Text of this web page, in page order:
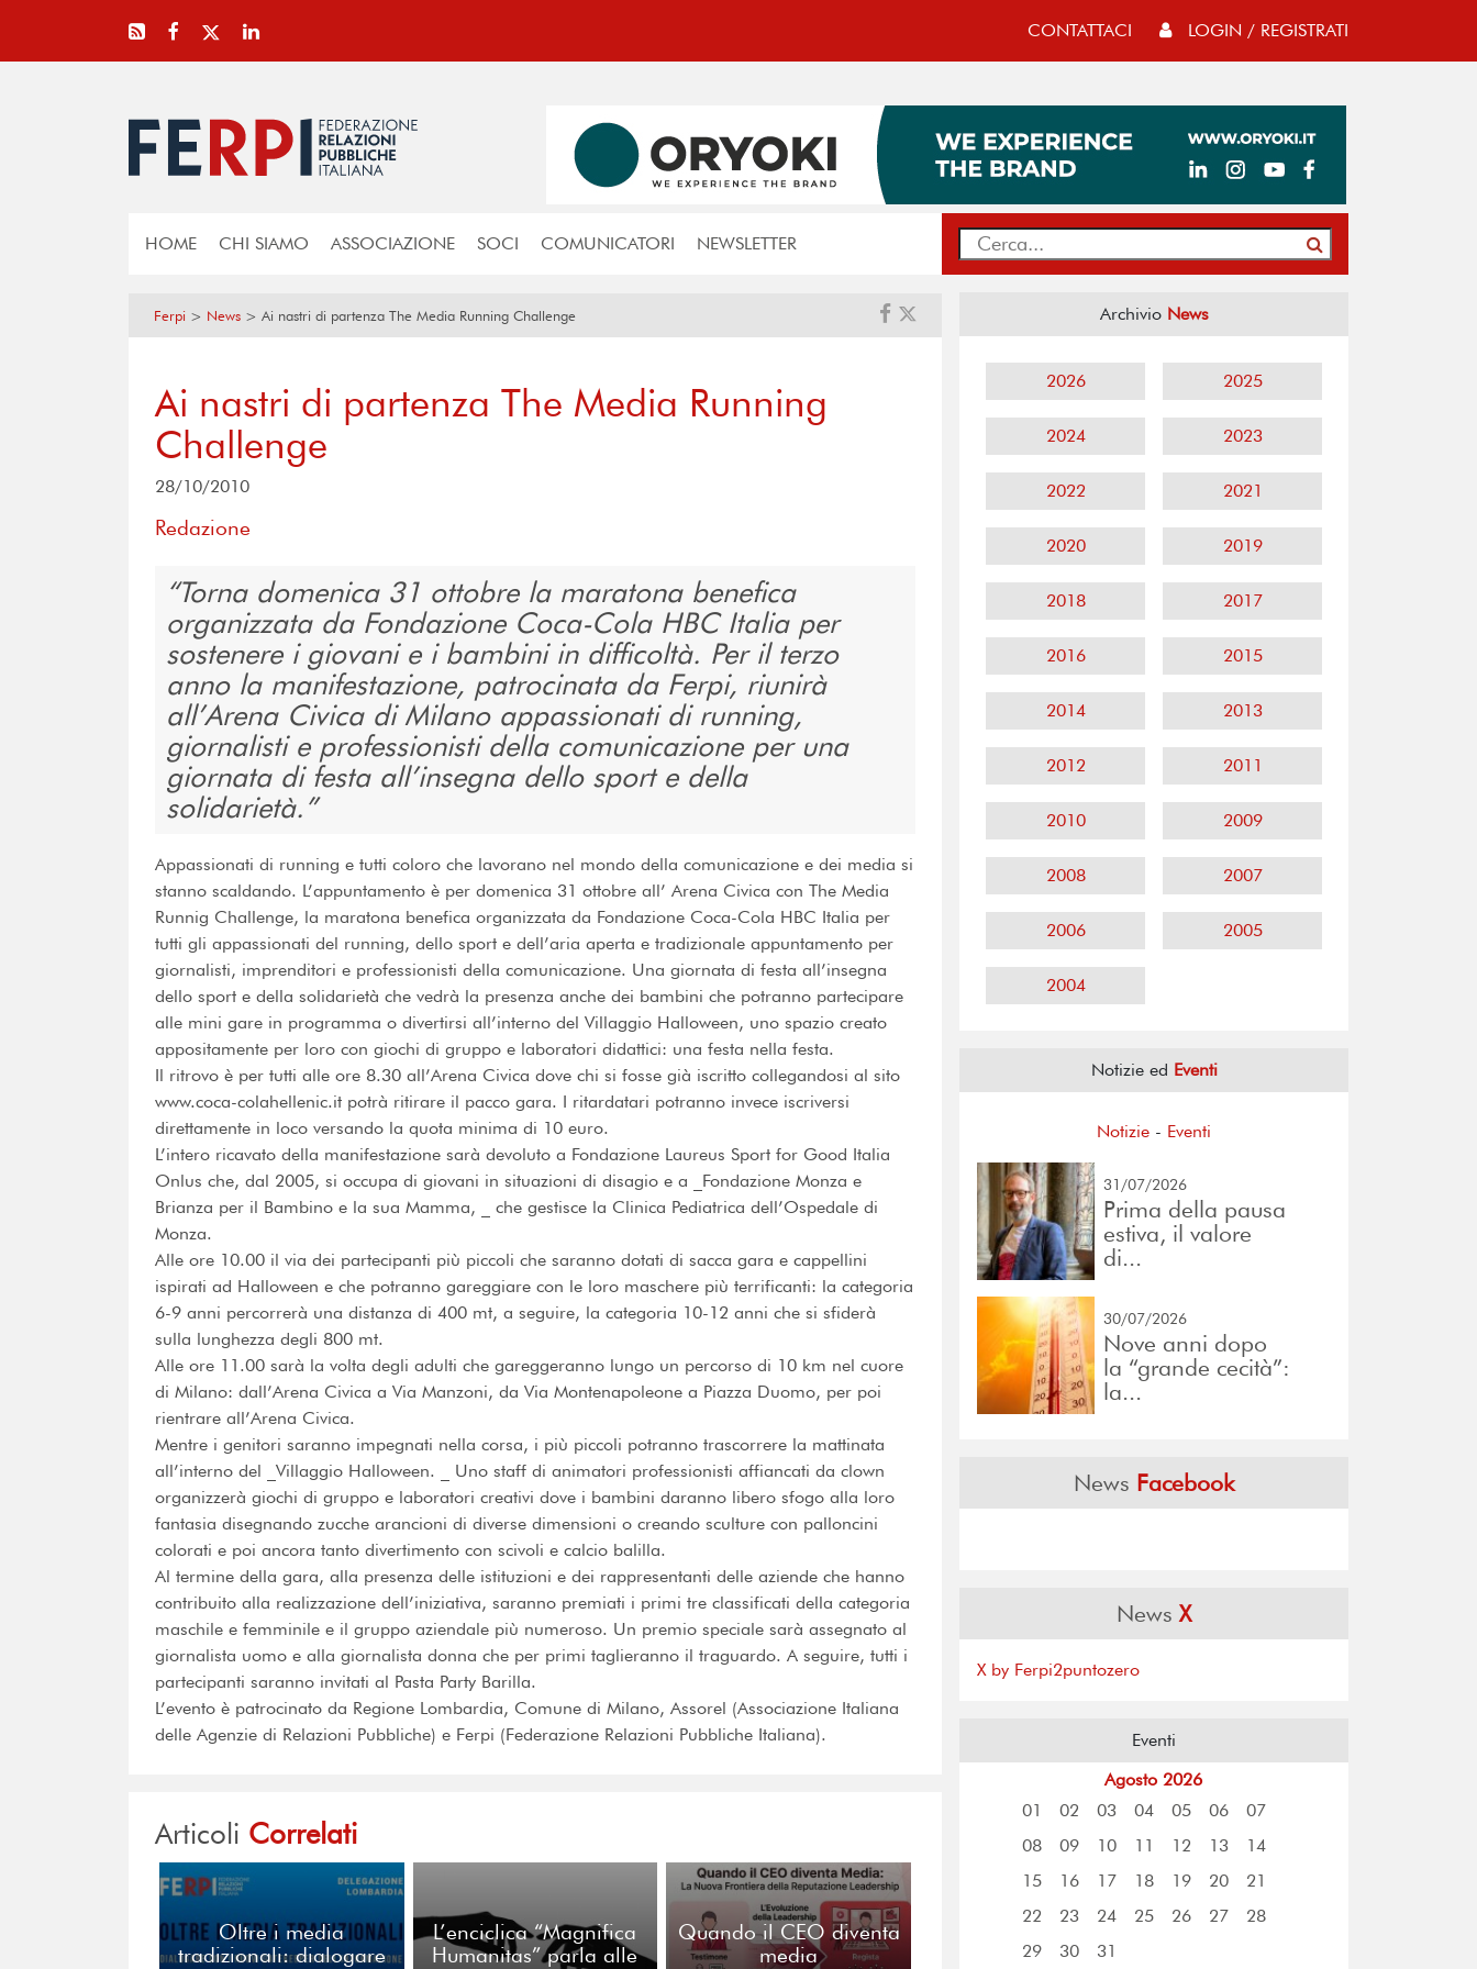
CONTATTACI LOGIN / REGISTRATI
HOME CHI SIAMO ASSOCIAZIONE SOCI COMUNICATORI NEWSLETTER
Ferpi > News > Ai nastri di partenza The Media Running Challenge
Ai nastri di partenza The Media Running
Challenge
28/10/2010
Redazione
Torna domenica 31 ottobre la maratona benefica
organizzata da Fondazione Coca-Cola HBC Italia per
sostenere i giovani e i bambini in difficoltà. Per il terzo
anno la manifestazione, patrocinata da Ferpi, riunirà
all’Arena Civica di Milano appassionati di running,
giornalisti e professionisti della comunicazione per una
giornata di festa all’insegna dello sport e della
solidarietà.
Appassionati di running e tutti coloro che lavorano nel mondo della comunicazione e dei media si
stanno scaldando. L’appuntamento è per domenica 31 ottobre all’ Arena Civica con The Media
Runnig Challenge, la maratona benefica organizzata da Fondazione Coca-Cola HBC Italia per
tutti gli appassionati del running, dello sport e dell’aria aperta e tradizionale appuntamento per
giornalisti, imprenditori e professionisti della comunicazione. Una giornata di festa all’insegna
dello sport e della solidarietà che vedrà la presenza anche dei bambini che potranno partecipare
alle mini gare in programma o divertirsi all’interno del Villaggio Halloween, uno spazio creato
appositamente per loro con giochi di gruppo e laboratori didattici: una festa nella festa.
Il ritrovo è per tutti alle ore 8.30 all’Arena Civica dove chi si fosse già iscritto collegandosi al sito
www.coca-colahellenic.it potrà ritirare il pacco gara. I ritardatari potranno invece iscriversi
direttamente in loco versando la quota minima di 10 euro.
L’intero ricavato della manifestazione sarà devoluto a Fondazione Laureus Sport for Good Italia
Onlus che, dal 2005, si occupa di giovani in situazioni di disagio e a _Fondazione Monza e
Brianza per il Bambino e la sua Mamma, _ che gestisce la Clinica Pediatrica dell’Ospedale di
Monza.
Alle ore 10.00 il via dei partecipanti più piccoli che saranno dotati di sacca gara e cappellini
ispirati ad Halloween e che potranno gareggiare con le loro maschere più terrificanti: la categoria
6-9 anni percorrerà una distanza di 400 mt, a seguire, la categoria 10-12 anni che si sfiderà
sulla lunghezza degli 800 mt.
Alle ore 11.00 sarà la volta degli adulti che gareggeranno lungo un percorso di 10 km nel cuore
di Milano: dall’Arena Civica a Via Manzoni, da Via Montenapoleone a Piazza Duomo, per poi
rientrare all’Arena Civica.
Mentre i genitori saranno impegnati nella corsa, i più piccoli potranno trascorrere la mattinata
all’interno del _Villaggio Halloween. _ Uno staff di animatori professionisti affiancati da clown
organizzerà giochi di gruppo e laboratori creativi dove i bambini daranno libero sfogo alla loro
fantasia disegnando zucche arancioni di diverse dimensioni o creando sculture con palloncini
colorati e poi ancora tanto divertimento con scivoli e calcio balilla.
Al termine della gara, alla presenza delle istituzioni e dei rappresentanti delle aziende che hanno
contribuito alla realizzazione dell’iniziativa, saranno premiati i primi tre classificati della categoria
maschile e femminile e il gruppo aziendale più numeroso. Un premio speciale sarà assegnato al
giornalista uomo e alla giornalista donna che per primi taglieranno il traguardo. A seguire, tutti i
partecipanti saranno invitati al Pasta Party Barilla.
L’evento è patrocinato da Regione Lombardia, Comune di Milano, Assorel (Associazione Italiana
delle Agenzie di Relazioni Pubbliche) e Ferpi (Federazione Relazioni Pubbliche Italiana).
Articoli Correlati
Oltre i media
tradizionali: dialogare
L’enciclica “Magnifica
Humanitas” parla alle
Quando il CEO diventa
media
Archivio News
2026 2025
2024 2023
2022 2021
2020 2019
2018 2017
2016 2015
2014 2013
2012 2011
2010 2009
2008 2007
2006 2005
2004
Notizie ed Eventi
Notizie - Eventi
31/07/2026
Prima della pausa
estiva, il valore
di...
30/07/2026
Nove anni dopo
la “grande cecità”:
la...
News Facebook
NewsX
X by Ferpi2puntozero
Eventi
Agosto 2026
01
02 03 04 05 06
07
08
09 10 11 12 13
14
15
16 17 18 19 20
21
22
23 24 25 26 27
28
29
30 31